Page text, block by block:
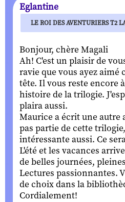
Eglantine
LE ROI DES AVENTURIERS T2
Bonjour, chère Magali
Ah! C'est un plaisir de
ravie que vous ayez aimé
tête. Il vous reste encore
histoire de la trilogie.
plaira aussi.
Maurice a écrit une autre
pas partie de cette
intéressante aussi. Ce
L'été et les vacances
de belles journées,
Lectures passionnantes.
de choix dans la
Cordialement!